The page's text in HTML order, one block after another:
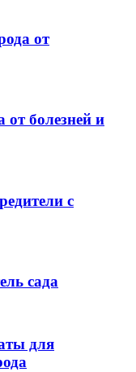
от
от болезней и
с
сада
для